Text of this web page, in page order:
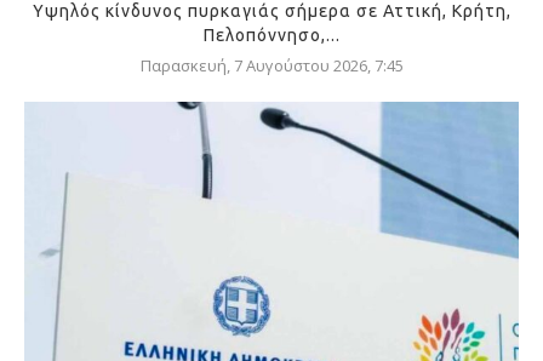
Υψηλός κίνδυνος πυρκαγιάς σήμερα σε Αττική, Κρήτη,
Πελοπόννησο,...
Παρασκευή, 7 Αυγούστου 2026, 7:45